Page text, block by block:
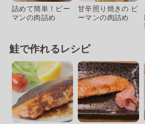
詰めて簡単！ピー
マンの肉詰め
甘辛照り焼きの ピ
ーマンの肉詰め
鮭で作れるレシピ